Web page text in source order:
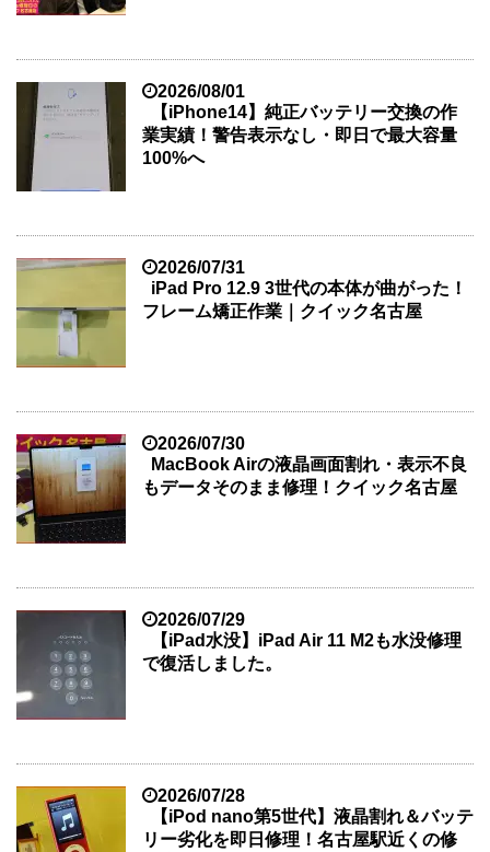
2026/08/01
【iPhone14】純正バッテリー交換の作
業実績！警告表示なし・即日で最大容量
100%へ
2026/07/31
iPad Pro 12.9 3世代の本体が曲がった！
フレーム矯正作業｜クイック名古屋
2026/07/30
MacBook Airの液晶画面割れ・表示不良
もデータそのまま修理！クイック名古屋
2026/07/29
【iPad水没】iPad Air 11 M2も水没修理
で復活しました。
2026/07/28
【iPod nano第5世代】液晶割れ＆バッテ
リー劣化を即日修理！名古屋駅近くの修